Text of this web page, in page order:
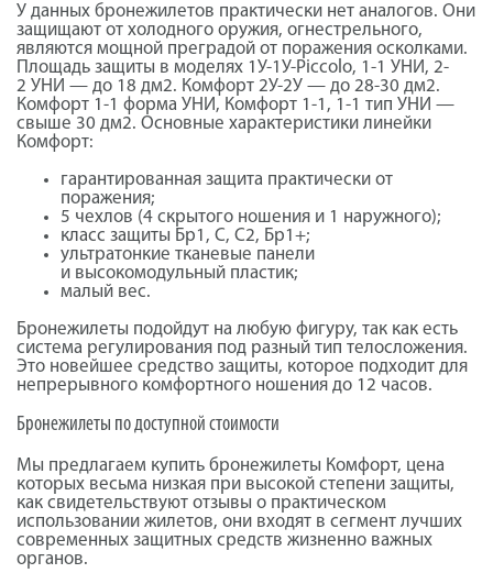
У данных бронежилетов практически нет аналогов. Они
защищают от холодного оружия, огнестрельного,
являются мощной преградой от поражения осколками.
Площадь защиты в моделях 1У-1У-Piccolo, 1-1 УНИ, 2-
2 УНИ — до 18 дм2. Комфорт 2У-2У — до 28-30 дм2.
Комфорт 1-1 форма УНИ, Комфорт 1-1, 1-1 тип УНИ —
свыше 30 дм2. Основные характеристики линейки
Комфорт:
гарантированная защита практически от
поражения;
5 чехлов (4 скрытого ношения и 1 наружного);
класс защиты Бр1, С, С2, Бр1+;
ультратонкие тканевые панели
и высокомодульный пластик;
малый вес.
Бронежилеты подойдут на любую фигуру, так как есть
система регулирования под разный тип телосложения.
Это новейшее средство защиты, которое подходит для
непрерывного комфортного ношения до 12 часов.
Бронежилеты по доступной стоимости
Мы предлагаем купить бронежилеты Комфорт, цена
которых весьма низкая при высокой степени защиты,
как свидетельствуют отзывы о практическом
использовании жилетов, они входят в сегмент лучших
современных защитных средств жизненно важных
органов.